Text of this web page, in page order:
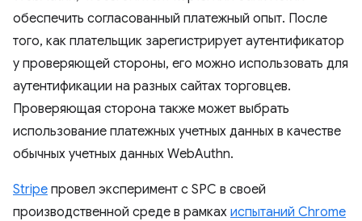
обеспечить согласованный платежный опыт. После
того, как плательщик зарегистрирует аутентификатор
у проверяющей стороны, его можно использовать для
аутентификации на разных сайтах торговцев.
Проверяющая сторона также может выбрать
использование платежных учетных данных в качестве
обычных учетных данных WebAuthn.
Stripe провел эксперимент с SPC в своей
производственной среде в рамках испытаний Chrome